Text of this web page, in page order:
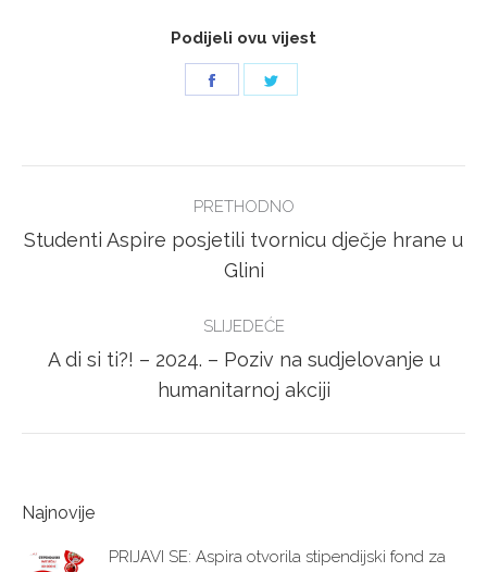
Podijeli ovu vijest
NAVIGATION
PRETHODNO
Previous
post:
Studenti Aspire posjetili tvornicu dječje hrane u
Glini
SLIJEDEĆE
Next
post:
A di si ti?! – 2024. – Poziv na sudjelovanje u
humanitarnoj akciji
Najnovije
PRIJAVI SE: Aspira otvorila stipendijski fond za